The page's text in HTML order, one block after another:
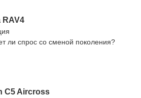
RAV4
ли спрос со сменой поколения?
C5 Aircross